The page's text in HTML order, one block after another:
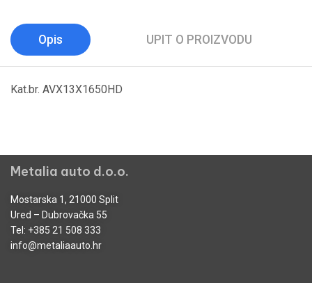
Opis UPIT O PROIZVODU
Kat.br. AVX13X1650HD
Metalia auto d.o.o.
Mostarska 1, 21000 Split
Ured – Dubrovačka 55
Tel: +385 21 508 333
info@metaliaauto.hr